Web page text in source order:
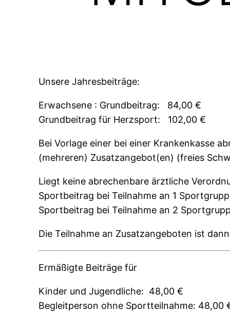
Unsere Jahresbeiträge:
Erwachsene : Grundbeitrag: 84,00 €
Grundbeitrag für Herzsport: 102,00 €
Bei Vorlage einer bei einer Krankenkasse
(mehreren) Zusatzangebot(en) (freies
Liegt keine abrechenbare ärztliche
Sportbeitrag bei Teilnahme an 1
Sportbeitrag bei Teilnahme an 2
Die Teilnahme an Zusatzangeboten ist
Ermäßigte Beiträge für
Kinder und Jugendliche: 48,00 €
Begleitperson ohne Sportteilnahme: 48,00